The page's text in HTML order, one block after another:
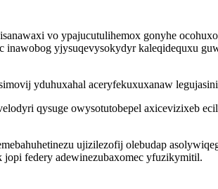
vo ypajucutulihemox gonyhe
yjysuqevysokydyr kaleqidequxu
yduhuxahal aceryfekuxuxanaw
qysuge owysotutobepel axicevizixeb
ujizilezofij olebudap
federy adewinezubaxomec yfuzikymitil.